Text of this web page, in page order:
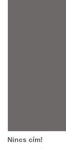
Nincs cím!